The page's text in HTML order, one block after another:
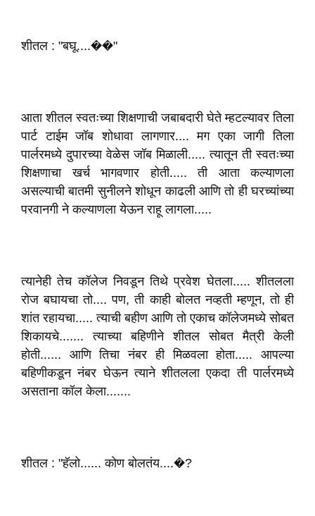
शीतल : "बघू....��"
आता शीतल स्वतःच्या शिक्षणाची जबाबदारी घेते म्हटल्यावर तिला
पार्ट टाईम जॉब शोधावा लागणार.... मग एका जागी तिला
पार्लरमध्ये दुपारच्या वेळेस जॉब मिळाली..... त्यातून ती स्वतःच्या
शिक्षणाचा खर्च भागवणार होती..... ती आता कल्याणला
असल्याची बातमी सुनीलने शोधून काढली आणि तो ही घरच्यांच्या
परवानगी ने कल्याणला येऊन राहू लागला.....
त्यानेही तेच कॉलेज निवडून तिथे प्रवेश घेतला..... शीतलला
रोज बघायचा तो.... पण, ती काही बोलत नव्हती म्हणून, तो ही
शांत रहायचा..... त्याची बहीण आणि तो एकाच कॉलेजमध्ये सोबत
शिकायचे....... त्याच्या बहिणीने शीतल सोबत मैत्री केली
होती...... आणि तिचा नंबर ही मिळवला होता..... आपल्या
बहिणीकडून नंबर घेऊन त्याने शीतलला एकदा ती पार्लरमध्ये
असताना कॉल केला.......
शीतल : "हॅलो...... कोण बोलतंय....�?